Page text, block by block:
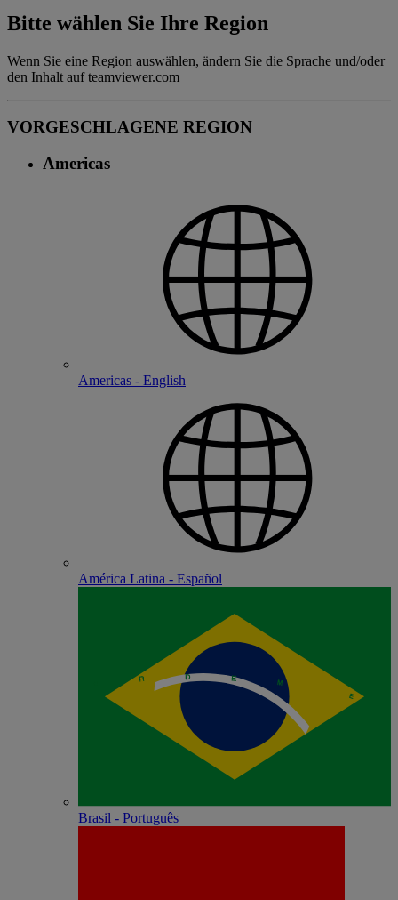
Bitte wählen Sie Ihre Region
Wenn Sie eine Region auswählen, ändern Sie die Sprache und/oder
den Inhalt auf teamviewer.com
VORGESCHLAGENE REGION
Americas
Americas - English
América Latina - Español
Brasil - Português